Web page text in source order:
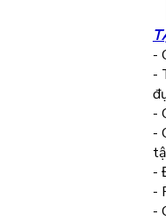
-
-
-
-
-
-
-